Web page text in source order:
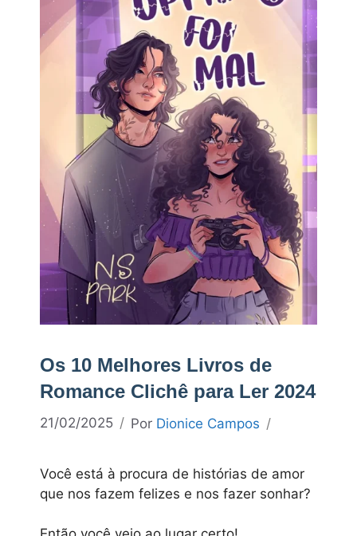
Os 10 Melhores Livros de
Romance Clichê para Ler 2024
21/02/2025 Por Dionice Campos
Você está à procura de histórias de amor
que nos fazem felizes e nos fazer sonhar?